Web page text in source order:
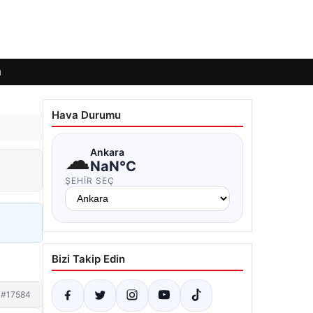
#17584
Hava Durumu
☁Ankara
NaN°C
ŞEHIR SEÇ
Bizi Takip Edin